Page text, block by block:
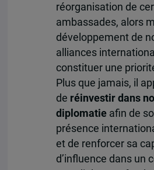
réorganisation de
ambassades, alors
développement de
alliances
constituer une
Plus que jamais, il
de réinvestir dans
diplomatie afin de
présence
et de renforcer sa
d’influence dans un